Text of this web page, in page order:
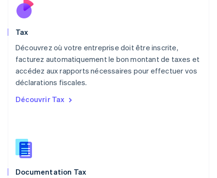
Tax
Découvrez où votre entreprise doit être inscrite,
facturez automatiquement le bon montant de taxes et
accédez aux rapports nécessaires pour effectuer vos
déclarations fiscales.
Découvrir Tax
Documentation Tax
Mexique
Español
Nouvelle-Zélande
Pays-Bas
NederlandsEnglish
Pologne
Portugal
République tchèque
English
English